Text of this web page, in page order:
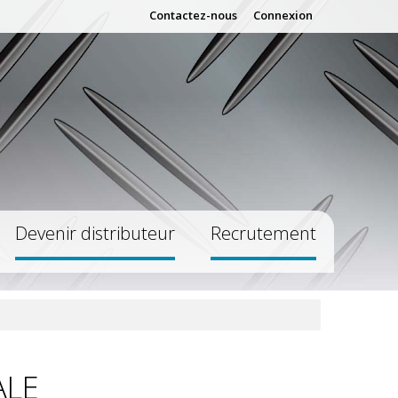
Connexion
Contactez-nous
Devenir distributeur Recrutement